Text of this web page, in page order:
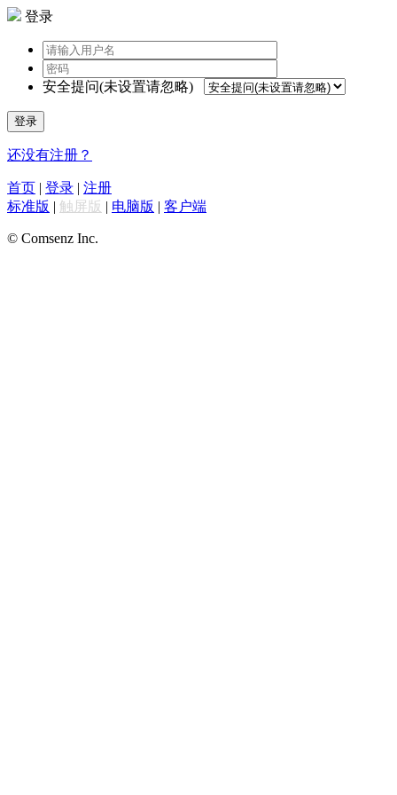
登录
安全提问(未设置请忽略)
登录
还没有注册？
首页 | 登录 | 注册
标准版 | 触屏版 | 电脑版 | 客户端
© Comsenz Inc.